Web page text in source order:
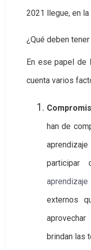
2021 llegue, en
¿Qué deben
En ese papel de
cuenta varios
han de
aprendizaje
externos
brindan las